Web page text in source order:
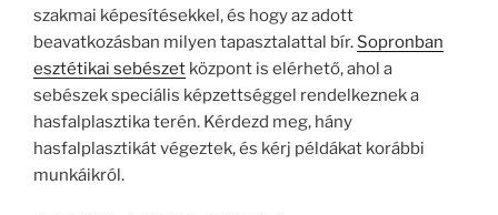
szakmai képesítésekkel, és hogy az adott
beavatkozásban milyen tapasztalattal bír. Sopronban
esztétikai sebészet központ is elérhető, ahol a
sebészek speciális képzettséggel rendelkeznek a
hasfalplasztika terén. Kérdezd meg, hány
hasfalplasztikát végeztek, és kérj példákat korábbi
munkáikról.